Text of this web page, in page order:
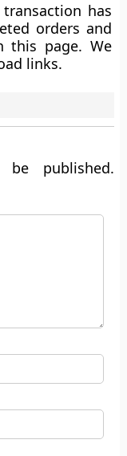
has
orders and
this page. We
links.
published.